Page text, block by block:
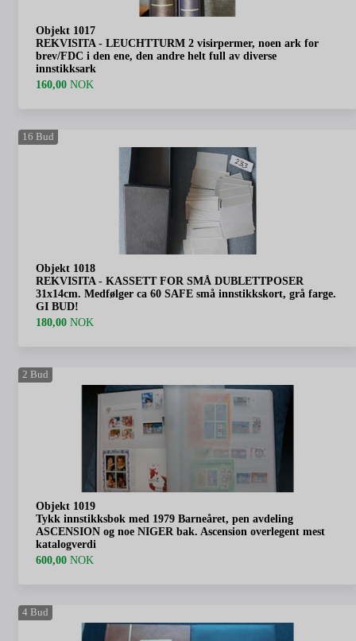
Objekt 1017
REKVISITA - LEUCHTTURM 2 visirpermer, noen ark for
brev/FDC i den ene, den andre helt full av diverse
innstikksark
160,00 NOK
16 Bud
Objekt 1018
REKVISITA - KASSETT FOR SMÅ DUBLETTPOSER
31x14cm. Medfølger ca 60 SAFE små innstikkskort, grå farge.
GI BUD!
180,00 NOK
2 Bud
Objekt 1019
Tykk innstikksbok med 1979 Barneåret, pen avdeling
ASCENSION og noe NIGER bak. Ascension overlegent mest
katalogverdi
600,00 NOK
4 Bud